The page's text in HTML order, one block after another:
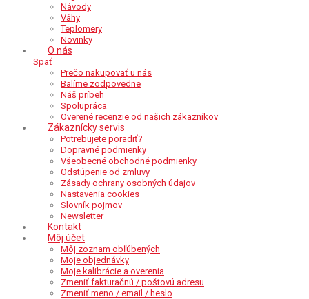
Návody
Váhy
Teplomery
Novinky
O nás
Späť
Prečo nakupovať u nás
Balíme zodpovedne
Náš príbeh
Spolupráca
Overené recenzie od našich zákazníkov
Zákaznícky servis
Potrebujete poradiť?
Dopravné podmienky
Všeobecné obchodné podmienky
Odstúpenie od zmluvy
Zásady ochrany osobných údajov
Nastavenia cookies
Slovník pojmov
Newsletter
Kontakt
Môj účet
Môj zoznam obľúbených
Moje objednávky
Moje kalibrácie a overenia
Zmeniť fakturačnú / poštovú adresu
Zmeniť meno / email / heslo